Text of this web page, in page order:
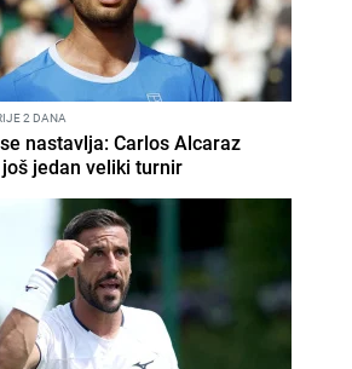
2 DANA
nastavlja: Carlos Alcaraz
jedan veliki turnir